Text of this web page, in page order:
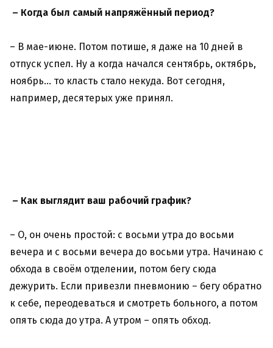
– Когда был самый напряжённый период?
– В мае-июне. Потом потише, я даже на 10 дней в
отпуск успел. Ну а когда начался сентябрь, октябрь,
ноябрь… то класть стало некуда. Вот сегодня,
например, десятерых уже принял.
– Как выглядит ваш рабочий график?
– О, он очень простой: с восьми утра до восьми
вечера и с восьми вечера до восьми утра. Начинаю с
обхода в своём отделении, потом бегу сюда
дежурить. Если привезли пневмонию – бегу обратно
к себе, переодеваться и смотреть больного, а потом
опять сюда до утра. А утром – опять обход.